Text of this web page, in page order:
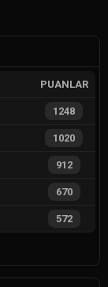
PUANLAR
1248
1020
912
670
572